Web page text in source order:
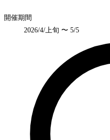
開催期間
2026/4/上旬 〜 5/5